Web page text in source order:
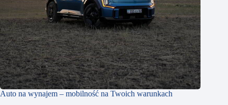
Auto na wynajem – mobilność na Twoich warunkach